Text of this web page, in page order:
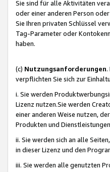
Sie sind für alle Aktivitäten
oder einer anderen Person
Sie Ihren privaten Schlüssel
Tag-Parameter oder
haben.
(c) Nutzungsanforderungen.
verpflichten Sie sich zur
i. Sie werden
Lizenz nutzen.Sie werden
einer anderen Weise nutzen,
Produkten und
ii. Sie werden sich an alle
in dieser Lizenz und den
iii. Sie werden alle genutzten